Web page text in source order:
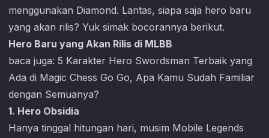
menggunakan Diamond. Lantas, siapa saja hero baru
yang akan rilis? Yuk simak bocorannya berikut.
Hero Baru yang Akan Rilis di MLBB
baca juga: 5 Karakter Hero Swordsman Terbaik yang
Ada di Magic Chess Go Go, Apa Kamu Sudah Familiar
dengan Semuanya?
1. Hero Obsidia
Hanya tinggal hitungan hari, musim Mobile Legends